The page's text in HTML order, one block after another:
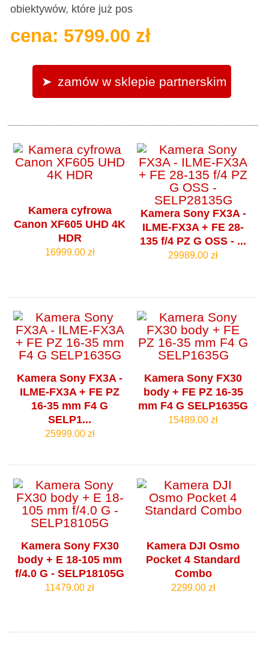
obiektywów, które już pos
cena: 5799.00 zł
zamów w sklepie partnerskim
Kamera cyfrowa
Canon XF605 UHD 4K
HDR
16999.00 zł
Kamera Sony FX3A -
ILME-FX3A + FE 28-
135 f/4 PZ G OSS - ...
29989.00 zł
Kamera Sony FX3A -
ILME-FX3A + FE PZ
16-35 mm F4 G
SELP1...
25999.00 zł
Kamera Sony FX30
body + FE PZ 16-35
mm F4 G SELP1635G
15489.00 zł
Kamera Sony FX30
body + E 18-105 mm
f/4.0 G - SELP18105G
11479.00 zł
Kamera DJI Osmo
Pocket 4 Standard
Combo
2299.00 zł